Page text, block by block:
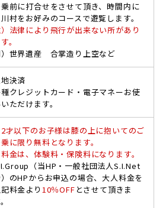
前に打合せをさせて頂き、時間内に
村をお好みのコースで遊覧します。
法律により飛行が出来ない所があり
。
世界遺産 合掌造り上空など
決済
クレジットカード・電子マネーお使
ただけます。
才以下のお子様は膝の上に抱いてのご
に限り無料となります。
金は、体験料・保険料になります。
（当HP・一般社団法人S.I.Net
のHPからお申込の場合、大人料金を
料金より 10％OFF とさせて頂きま